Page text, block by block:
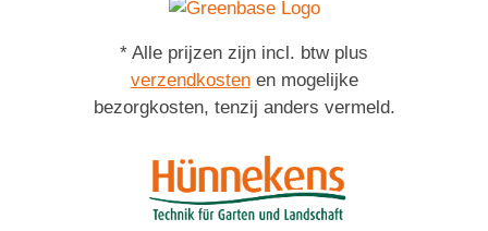
* Alle prijzen zijn incl. btw plus
verzendkostenen mogelijke
bezorgkosten, tenzij anders vermeld.